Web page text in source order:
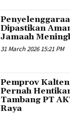
Dipastikan
Jamaah
31 March 2026 15:21 PM
Pemprov
Pernah
Tambang PT
Raya